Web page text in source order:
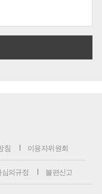
침 이용자위원회
심의규정 불편신고